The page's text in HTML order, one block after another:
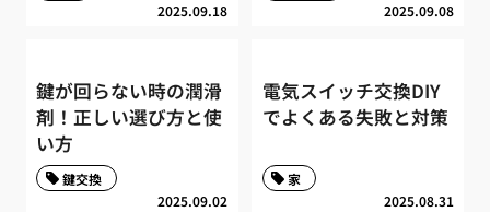
2025.09.18 2025.09.08
鍵が回らない時の潤滑
剤！正しい選び方と使
い方
2025.09.02
鍵交換
電気スイッチ交換DIY
でよくある失敗と対策
2025.08.31
家